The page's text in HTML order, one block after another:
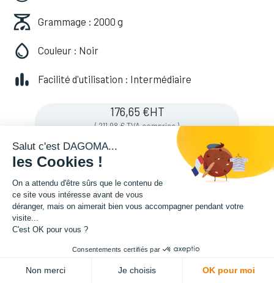
Grammage : 2000 g
Couleur : Noir
Facilité d'utilisation : Intermédiaire
176,65 €HT
(211,98€TVA comprise)
Soyez averti lorsque le produit est de
nouveau en stock
Enregistrer pour plus tard
Salut c'est DAGOMA...
les Cookies !
On a attendu d'être sûrs que le contenu de
ce site vous intéresse avant de vous
déranger, mais on aimerait bien vous accompagner pendant votre
visite...
C'est OK pour vous ?
Consentements certifiés par
Non merci Je choisis OK pour moi